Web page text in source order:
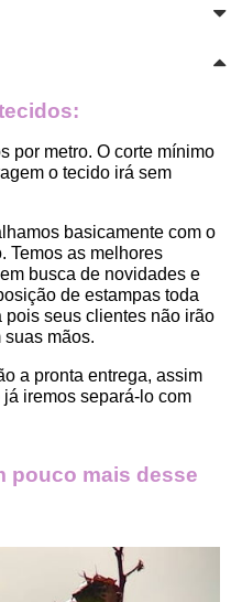
por metro. O corte mínimo
o tecido irá sem
basicamente com o
Temos as melhores
busca de novidades e
de estampas toda
seus clientes não irão
suas mãos.
a pronta entrega, assim
iremos separá-lo com
pouco mais desse